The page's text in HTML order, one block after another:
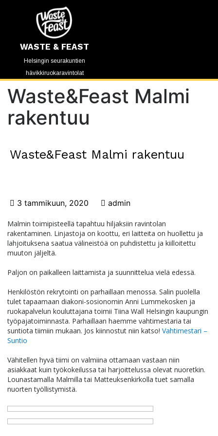
WASTE & FEAST
Helsingin seurakuntien
hävikkiruokaravintolat
Waste&Feast Malmi
rakentuu
Waste&Feast Malmi rakentuu
3 tammikuun, 2020 admin
Malmin toimipisteellä tapahtuu hiljaksiin ravintolan
rakentaminen. Linjastoja on koottu, eri laitteita on huollettu ja
lahjoituksena saatua välineistöä on puhdistettu ja kiilloitettu
muuton jäljeltä.
Paljon on paikalleen laittamista ja suunnittelua vielä edessä.
Henkilöstön rekrytointi on parhaillaan menossa. Salin puolella
tulet tapaamaan diakoni-sosionomin Anni Lummekosken ja
ruokapalvelun kouluttajana toimii Tiina Wall Helsingin kaupungin
työpajatoiminnasta. Parhaillaan haemme vahtimestaria tai
suntiota tiimiin mukaan. Jos kiinnostut niin katso! Vahtimestari –
Suntio
Vähitellen hyvä tiimi on valmiina ottamaan vastaan niin
asiakkaat kuin työkokeilussa tai harjoittelussa olevat nuoretkin.
Lounastamalla Malmilla tai Matteuksenkirkolla tuet samalla
nuorten työllistymistä.